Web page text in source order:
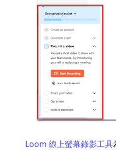
Loom 線上螢幕錄影工具